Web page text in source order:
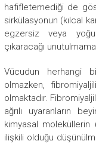
hafifletemediği de
sirkülasyonun (kılcal
egzersiz veya
çıkaracağı
Vücudun herhangi
olmazken,
olmaktadır.
ağrılı uyaranların
kimyasal
ilişkili olduğu